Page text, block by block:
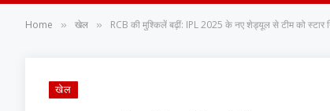
Home » खेल » RCB की मुश्किलें बढ़ीं: IPL 2025 के नए शेड्यूल से टीम को स्टार
खेल